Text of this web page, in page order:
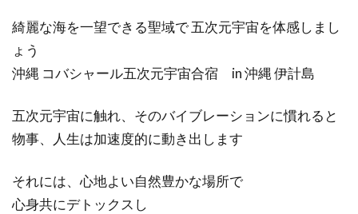
綺麗な海を一望できる聖域で 五次元宇宙を体感しまし
ょう
沖縄 コバシャール五次元宇宙合宿 in 沖縄 伊計島
五次元宇宙に触れ、そのバイブレーションに慣れると
物事、人生は加速度的に動き出します
それには、心地よい自然豊かな場所で
心身共にデトックスし